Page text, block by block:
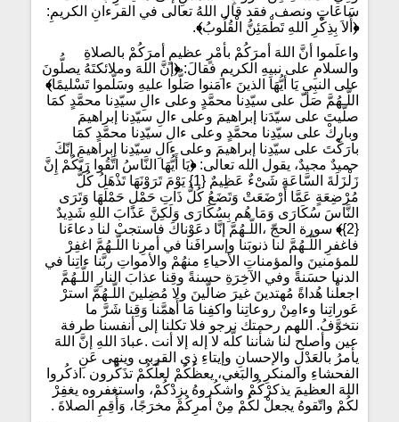
سَاعَاتٍ ونصف. فقد قال اللهُ تعالى في القرءانِ الكريمِ:
﴿ أَلاَ بِذِكْرِ اللهِ تَطْمَئِنُّ الْقُلُوبُ﴾.
واعلَموا أنَّ اللهَ أمرَكُمْ بأمْرٍ عظيمٍ أمرَكُمْ بالصلاةِ
والسلامِ على نبيِهِ الكريمِ فقالَ:﴿إنَّ اللهَ وملائكتَهُ يصلُّونَ
على النبِيِ يَا أيُّهَا الذينَ ءامَنوا صَلُّوا عليهِ وسَلّموا تَسْليمًا﴾
اللّـهُمَّ صَلّ على سيّدِنا محمَّدٍ وعلى ءالِ سيّدِنا محمَّدٍ كمَا
صلّيتَ على سيّدَنا إبراهيمَ وعلى ءالِ سيّدِنا إبراهيمَ
وبارِكْ على سيّدِنا محمَّدٍ وعلى ءالِ سيّدِنا محمَّدٍ كمَا
بارَكْتَ على سيّدِنا إبراهيمَ وعلى ءالِ سيّدِنا إبراهيمَ إنّكَ
حميدٌ مجيدٌ، يقول الله تعالى:﴿يَا أَيُّهَا النَّاسُ اتَّقُوا رَبَّكُمْ إِنَّ
زَلْزَلَةَ السَّاعَةِ شَىْءٌ عَظِيمٌ {1} يَوْمَ تَرَوْنَهَا تَذْهَلُ كُلُّ
مُرْضِعَةٍ عَمَّا أَرْضَعَتْ وَتَضَعُ كُلُّ ذَاتِ حَمْلٍ حَمْلَهَا وَتَرَى
النَّاسَ سُكَارَى وَمَا هُم بِسُكَارَى وَلَكِنَّ عَذَابَ اللهِ شَدِيدٌ
{2}
﴾ سورة الحجّ ،اللّـهُمَّ إنَّا دعَوْناكَ فاستجبْ لنا دعاءَنا
فاغفرِ اللّـهُمَّ لنا ذنوبَنا وإسرافَنا في أمرِنا اللّـهُمَّ اغفِرْ
للمؤمنينَ والمؤمناتِ الأحياءِ منهُمْ والأمواتِ ربَّنا ءاتِنا في
الدنيا حسَنةً وفي الآخِرَةِ حسنةً وقِنا عذابَ النارِ اللّـهُمَّ
اجعلْنا هُداةً مُهتدينَ غيرَ ضالّينَ ولا مُضِلينَ اللّـهُمَّ استرْ
عَوراتِنا وءامِنْ روعاتِنا واكفِنا مَا أَهمَّنا وَقِنا شَرَّ ما
نتخوَّفُ. اللهم رحمتك نرجو فلا تكلنا إلى أنفسنا طرفة
عين وأصلح لنا شأننا كلّه لا إله إلا أنت .عبادَ اللهِ إنَّ اللهَ
يأمرُ بالعَدْلِ والإحسانِ وإيتاءِ ذِي القربى وينهى عَنِ
الفحشاءِ والمنكرِ والبَغي، يعظُكُمْ لعلَّكُمْ تذَكَّرون .اذكُروا
اللهَ العظيمَ يذكرْكُمْ واشكُروهُ يزِدْكُمْ، واستغفروه يغفِرْ
لكُمْ واتّقوهُ يجعلْ لكُمْ مِنْ أمرِكُمْ مخرَجًا، وَأَقِمِ الصلاةَ .